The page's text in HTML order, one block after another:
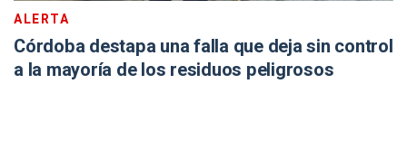
ALERTA
Córdoba destapa una falla que deja sin control
a la mayoría de los residuos peligrosos